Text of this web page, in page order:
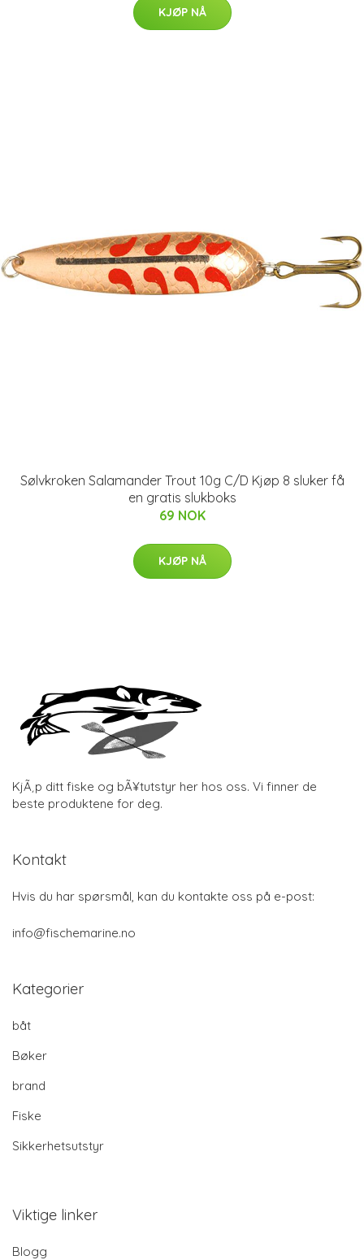
KJØP NÅ
Sølvkroken Salamander Trout 10g C/D Kjøp 8 sluker få
en gratis slukboks
69 NOK
KJØP NÅ
KjÃ¸p ditt fiske og bÃ¥tutstyr her hos oss. Vi finner de
beste produktene for deg.
Kontakt
Hvis du har spørsmål, kan du kontakte oss på e-post:
info@fischemarine.no
Kategorier
båt
Bøker
brand
Fiske
Sikkerhetsutstyr
Viktige linker
Blogg